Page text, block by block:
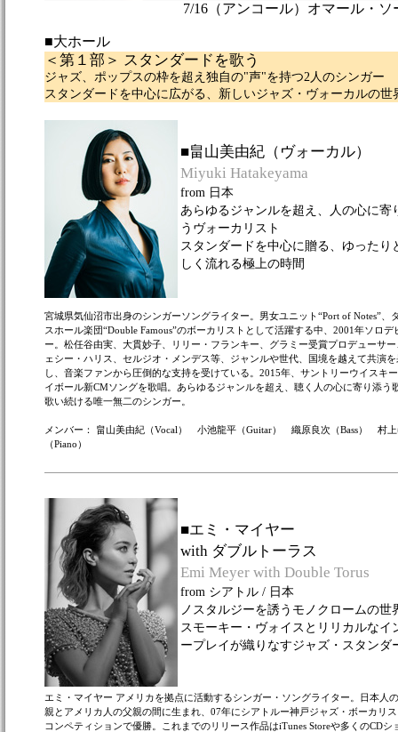
7/16（アンコール）オマール・
■大ホール
＜第１部＞ スタンダードを歌う
ジャズ、ポップスの枠を超え独自の"声"を持つ2人のシンガー
スタンダードを中心に広がる、新しいジャズ・ヴォーカルの世
■畠山美由紀（ヴォーカル）
Miyuki Hatakeyama
from 日本
あらゆるジャンルを超え、人の心に寄
うヴォーカリスト
スタンダードを中心に贈る、ゆったり
しく流れる極上の時間
宮城県気仙沼市出身のシンガーソングライター。男女ユニット“Port of Notes”、
スホール楽団“Double Famous”のボーカリストとして活躍する中、2001年ソロデ
ー。松任谷由実、大貫妙子、リリー・フランキー、グラミー受賞プロデューサ
ェシー・ハリス、セルジオ・メンデス等、ジャンルや世代、国境を越えて共演
し、音楽ファンから圧倒的な支持を受けている。2015年、サントリーウイスキ
イボール新CMソングを歌唱。あらゆるジャンルを超え、聴く人の心に寄り添う
歌い続ける唯一無二のシンガー。
メンバー： 畠山美由紀（Vocal） 小池龍平（Guitar） 織原良次（Bass） 村
（Piano）
■エミ・マイヤー
with ダブルトーラス
Emi Meyer with Double Torus
from シアトル / 日本
ノスタルジーを誘うモノクロームの世
スモーキー・ヴォイスとリリカルなイ
ープレイが織りなすジャズ・スタンダ
エミ・マイヤー アメリカを拠点に活動するシンガー・ソングライター。日本人
親とアメリカ人の父親の間に生まれ、07年にシアトルー神戸ジャズ・ボーカリ
コンペティションで優勝。これまでのリリース作品はiTunes Storeや多くのCDシ